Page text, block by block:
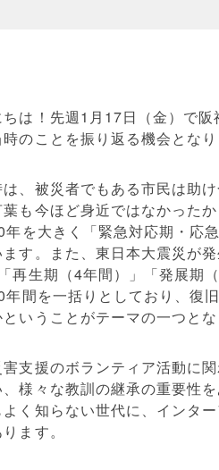
は！先週1月17日（金）で
のことを振り返る機会とな
、被災者でもある市民は助
も今ほど身近ではなかった
年を大きく「緊急対応期・応
す。また、東日本大震災が
再生期（4年間）」「発展期
年間を一括りとしており、復
いうことがテーマの一つとな
支援のボランティア活動に
様々な教訓の継承の重要性
く知らない世代に、インタ
ます。